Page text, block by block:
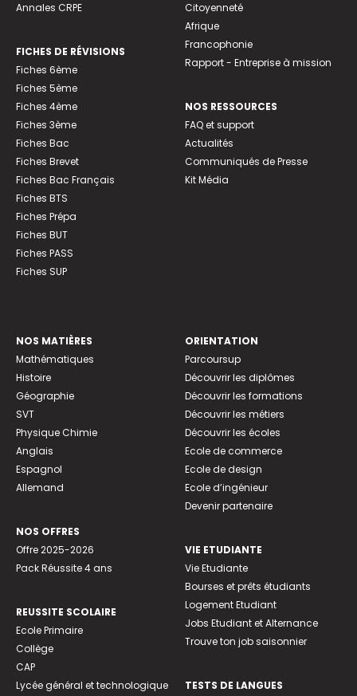
Annales CRPE
FICHES DE RÉVISIONS
Fiches 6ème
Fiches 5ème
Fiches 4ème
Fiches 3ème
Fiches Bac
Fiches Brevet
Fiches Bac Français
Fiches BTS
Fiches Prépa
Fiches BUT
Fiches PASS
Fiches SUP
Citoyenneté
Afrique
Francophonie
Rapport - Entreprise à mission
NOS RESSOURCES
FAQ et support
Actualités
Communiqués de Presse
Kit Média
NOS MATIÈRES
Mathématiques
Histoire
Géographie
SVT
Physique Chimie
Anglais
Espagnol
Allemand
NOS OFFRES
Offre 2025-2026
Pack Réussite 4 ans
REUSSITE SCOLAIRE
Ecole Primaire
Collège
CAP
Lycée général et technologique
ORIENTATION
Parcoursup
Découvrir les diplômes
Découvrir les formations
Découvrir les métiers
Découvrir les écoles
Ecole de commerce
Ecole de design
Ecole d’ingénieur
Devenir partenaire
VIE ETUDIANTE
Vie Etudiante
Bourses et prêts étudiants
Logement Etudiant
Jobs Etudiant et Alternance
Trouve ton job saisonnier
TESTS DE LANGUES